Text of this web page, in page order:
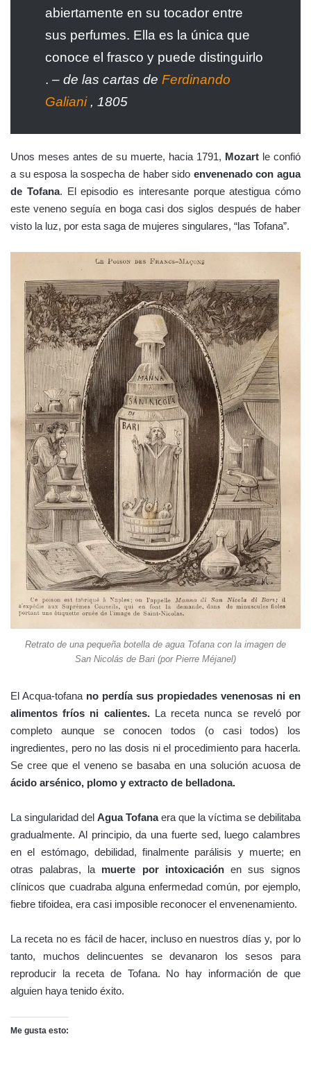
abiertamente en su tocador entre
sus perfumes. Ella es la única que
conoce el frasco y puede distinguirlo
. – de las cartas de Ferdinando
Galiani, 1805
Unos meses antes de su muerte, hacia 1791, Mozart le confió
a su esposa la sospecha de haber sido envenenado con agua
de Tofana. El episodio es interesante porque atestigua cómo
este veneno seguía en boga casi dos siglos después de haber
visto la luz, por esta saga de mujeres singulares, “las Tofana”.
Retrato de una pequeña botella de agua Tofana con la imagen de
San Nicolás de Bari (por Pierre Méjanel)
El Acqua-tofana no perdía sus propiedades venenosas ni en
alimentos fríos ni calientes.La receta nunca se reveló por
completo aunque se conocen todos (o casi todos) los
ingredientes, pero no las dosis ni el procedimiento para hacerla.
Se cree que el veneno se basaba en una solución acuosa de
ácido arsénico, plomo y extracto de belladona.
La singularidad del Agua Tofanaera que la víctima se debilitaba
gradualmente. Al principio, da una fuerte sed, luego calambres
en el estómago, debilidad, finalmente parálisis y muerte; en
otras palabras, la muerte por intoxicaciónen sus signos
clínicos que cuadraba alguna enfermedad común, por ejemplo,
fiebre tifoidea, era casi imposible reconocer el envenenamiento.
La receta no es fácil de hacer, incluso en nuestros días y, por lo
tanto, muchos delincuentes se devanaron los sesos para
reproducir la receta de Tofana. No hay información de que
alguien haya tenido éxito.
Me gusta esto: